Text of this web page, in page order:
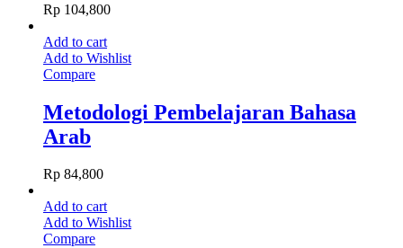
Rp 104,800
Add to cart
Add to Wishlist
Compare
Metodologi Pembelajaran Bahasa
Arab
Rp 84,800
Add to cart
Add to Wishlist
Compare